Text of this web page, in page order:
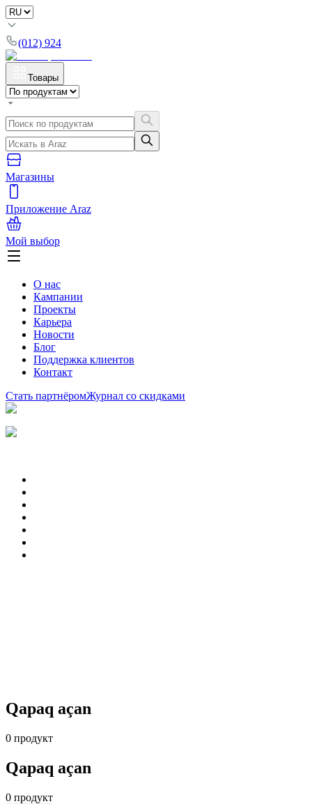
(012) 924
Товары
Магазины
Приложение Araz
Мой выбор
О нас
Кампании
Проекты
Карьера
Новости
Блог
Поддержка клиентов
Контакт
Стать партнёромЖурнал со скидками
Qapaq açan
0 продукт
Qapaq açan
0 продукт